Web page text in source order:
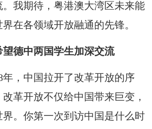
我期待，粤港澳大湾区未来能
在各领域开放融通的先锋。
望德中两国学生加深交流
，中国拉开了改革开放的序
革开放不仅给中国带来巨变，
。你第一次到访中国是什么时